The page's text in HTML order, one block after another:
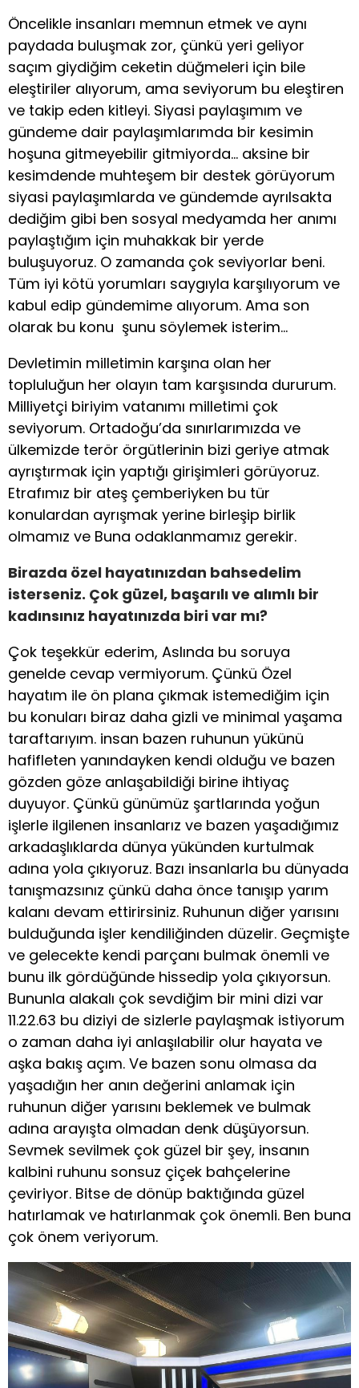
Öncelikle insanları memnun etmek ve aynı
paydada buluşmak zor, çünkü yeri geliyor
saçım giydiğim ceketin düğmeleri için bile
eleştiriler alıyorum, ama seviyorum bu eleştiren
ve takip eden kitleyi. Siyasi paylaşımım ve
gündeme dair paylaşımlarımda bir kesimin
hoşuna gitmeyebilir gitmiyorda… aksine bir
kesimdende muhteşem bir destek görüyorum
siyasi paylaşımlarda ve gündemde ayrılsakta
dediğim gibi ben sosyal medyamda her anımı
paylaştığım için muhakkak bir yerde
buluşuyoruz. O zamanda çok seviyorlar beni.
Tüm iyi kötü yorumları saygıyla karşılıyorum ve
kabul edip gündemime alıyorum. Ama son
olarak bu konu şunu söylemek isterim…
Devletimin milletimin karşına olan her
topluluğun her olayın tam karşısında dururum.
Milliyetçi biriyim vatanımı milletimi çok
seviyorum. Ortadoğu’da sınırlarımızda ve
ülkemizde terör örgütlerinin bizi geriye atmak
ayrıştırmak için yaptığı girişimleri görüyoruz.
Etrafımız bir ateş çemberiyken bu tür
konulardan ayrışmak yerine birleşip birlik
olmamız ve Buna odaklanmamız gerekir.
Birazda özel hayatınızdan bahsedelim
isterseniz. Çok güzel, başarılı ve alımlı bir
kadınsınız hayatınızda biri var mı?
Çok teşekkür ederim, Aslında bu soruya
genelde cevap vermiyorum. Çünkü Özel
hayatım ile ön plana çıkmak istemediğim için
bu konuları biraz daha gizli ve minimal yaşama
taraftarıyım. insan bazen ruhunun yükünü
hafifleten yanındayken kendi olduğu ve bazen
gözden göze anlaşabildiği birine ihtiyaç
duyuyor. Çünkü günümüz şartlarında yoğun
işlerle ilgilenen insanlarız ve bazen yaşadığımız
arkadaşlıklarda dünya yükünden kurtulmak
adına yola çıkıyoruz. Bazı insanlarla bu dünyada
tanışmazsınız çünkü daha önce tanışıp yarım
kalanı devam ettirirsiniz. Ruhunun diğer yarısını
bulduğunda işler kendiliğinden düzelir. Geçmişte
ve gelecekte kendi parçanı bulmak önemli ve
bunu ilk gördüğünde hissedip yola çıkıyorsun.
Bununla alakalı çok sevdiğim bir mini dizi var
11.22.63 bu diziyi de sizlerle paylaşmak istiyorum
o zaman daha iyi anlaşılabilir olur hayata ve
aşka bakış açım. Ve bazen sonu olmasa da
yaşadığın her anın değerini anlamak için
ruhunun diğer yarısını beklemek ve bulmak
adına arayışta olmadan denk düşüyorsun.
Sevmek sevilmek çok güzel bir şey, insanın
kalbini ruhunu sonsuz çiçek bahçelerine
çeviriyor. Bitse de dönüp baktığında güzel
hatırlamak ve hatırlanmak çok önemli. Ben buna
çok önem veriyorum.